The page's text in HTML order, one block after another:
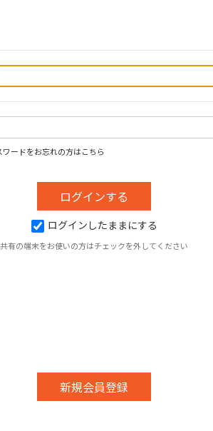
ワードをお忘れの方はこちら
ログインしたままにする
共有の端末をお使いの方はチェックを外してください